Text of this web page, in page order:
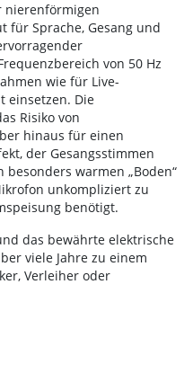
nierenförmigen
für Sprache, Gesang und
von 50 Hz
wie für Live-
einsetzen. Die
Risiko von
hinaus für einen
der Gesangsstimmen
warmen „Boden“
unkompliziert zu
benötigt.
das bewährte elektrische
viele Jahre zu einem
Verleiher oder